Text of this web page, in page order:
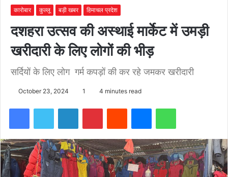
कारोबार कुल्लू बड़ी खबर हिमाचल प्रदेश
दशहरा उत्सव की अस्थाई मार्केट में उमड़ी
खरीदारी के लिए लोगों की भीड़
सर्दियों के लिए लोग गर्म कपड़ों की कर रहे जमकर खरीदारी
October 23, 2024 1 4 minutes read